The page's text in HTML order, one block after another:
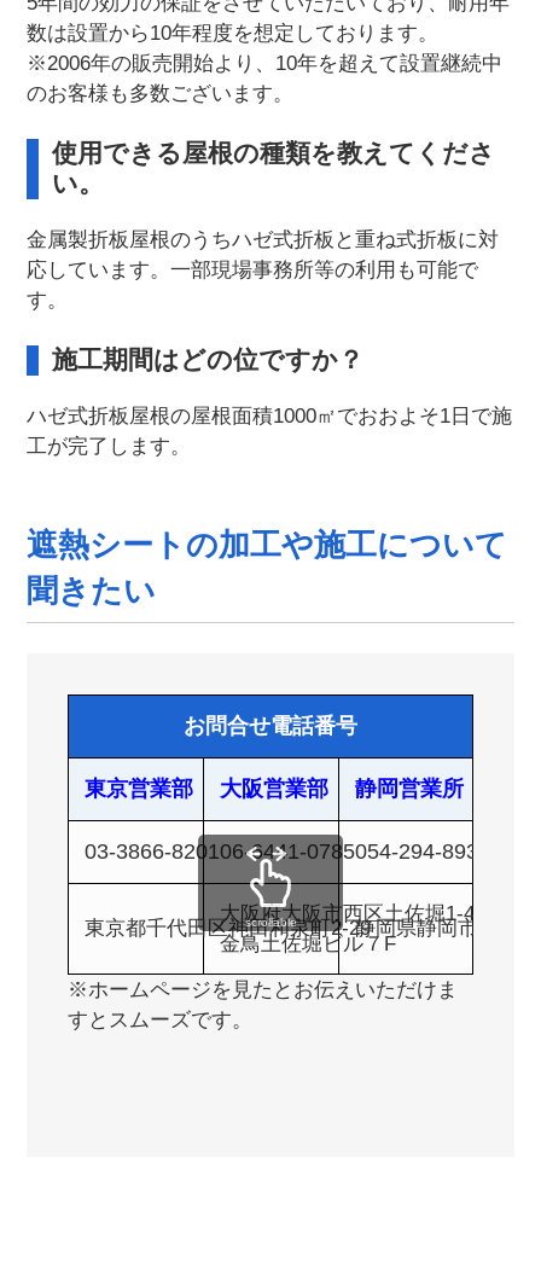
数は設置から10年程度を想定しております。
※2006年の販売開始より、10年を超えて設置継続中
のお客様も多数ございます。
使用できる屋根の種類を教えてくださ
い。
金属製折板屋根のうちハゼ式折板と重ね式折板に対
応しています。一部現場事務所等の利用も可能で
す。
施工期間はどの位ですか？
ハゼ式折板屋根の屋根面積1000㎡でおおよそ1日で施
工が完了します。
遮熱シートの加工や施工について
聞きたい
お問合せ電話番号
東京営業部 大阪営業部 静岡営業所
03-3866-820106-6441-0785054-294-8931
東京都千代田区神田和泉町2-29
大阪府大阪市西区土佐堀1-4-11
金鳥土佐堀ビル７F
静岡県静岡市葵区
※ホームページを見たとお伝えいただけま
すとスムーズです。
scrollable